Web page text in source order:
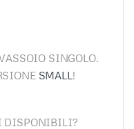
SINGOLO.
SMALL !
DISPONIBILI?